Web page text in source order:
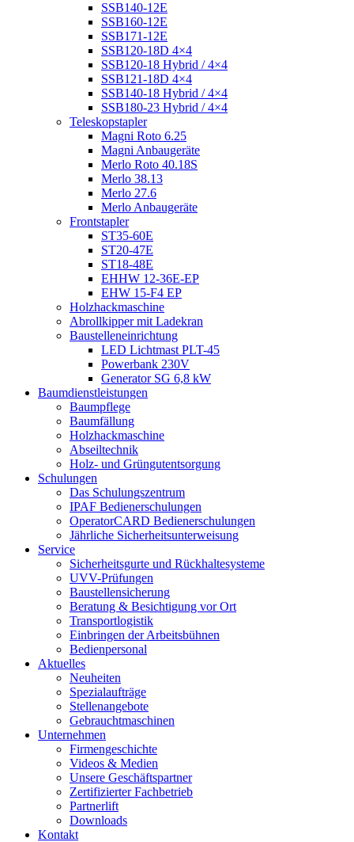
SSB140-12E
SSB160-12E
SSB171-12E
SSB120-18D 4×4
SSB120-18 Hybrid / 4×4
SSB121-18D 4×4
SSB140-18 Hybrid / 4×4
SSB180-23 Hybrid / 4×4
Teleskopstapler
Magni Roto 6.25
Magni Anbaugeräte
Merlo Roto 40.18S
Merlo 38.13
Merlo 27.6
Merlo Anbaugeräte
Frontstapler
ST35-60E
ST20-47E
ST18-48E
EHHW 12-36E-EP
EHW 15-F4 EP
Holzhackmaschine
Abrollkipper mit Ladekran
Baustelleneinrichtung
LED Lichtmast PLT-45
Powerbank 230V
Generator SG 6,8 kW
Baumdienstleistungen
Baumpflege
Baumfällung
Holzhackmaschine
Abseiltechnik
Holz- und Grüngutentsorgung
Schulungen
Das Schulungszentrum
IPAF Bedienerschulungen
OperatorCARD Bedienerschulungen
Jährliche Sicherheitsunterweisung
Service
Sicherheitsgurte und Rückhaltesysteme
UVV-Prüfungen
Baustellensicherung
Beratung & Besichtigung vor Ort
Transportlogistik
Einbringen der Arbeitsbühnen
Bedienpersonal
Aktuelles
Neuheiten
Spezialaufträge
Stellenangebote
Gebrauchtmaschinen
Unternehmen
Firmengeschichte
Videos & Medien
Unsere Geschäftspartner
Zertifizierter Fachbetrieb
Partnerlift
Downloads
Kontakt